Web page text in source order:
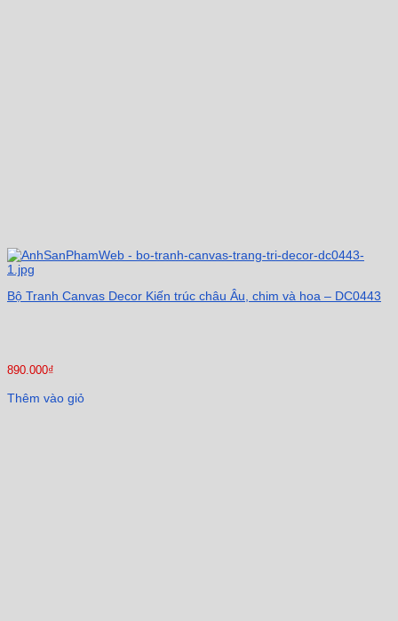
Bộ Tranh Canvas Decor Kiến trúc châu Âu, chim và hoa – DC0443
890.000₫
Thêm vào giỏ